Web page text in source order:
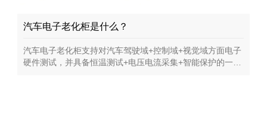
汽车电子老化柜是什么？
汽车电子老化柜支持对汽车驾驶域+控制域+视觉域方面电子
硬件测试，并具备恒温测试+电压电流采集+智能保护的一款